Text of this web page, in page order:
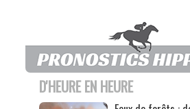
D'HEURE EN HEURE